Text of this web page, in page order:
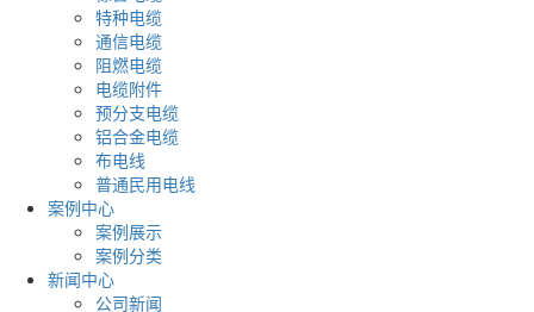
特种电缆
通信电缆
阻燃电缆
电缆附件
预分支电缆
铝合金电缆
布电线
普通民用电线
案例中心
案例展示
案例分类
新闻中心
公司新闻